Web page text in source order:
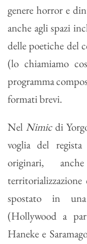
genere horror e
anche agli spazi
delle poetiche del
(lo chiamiamo
programma
formati brevi.
Nel Nimicdi
voglia del
originari,
spostato in
(Hollywood a
Haneke e